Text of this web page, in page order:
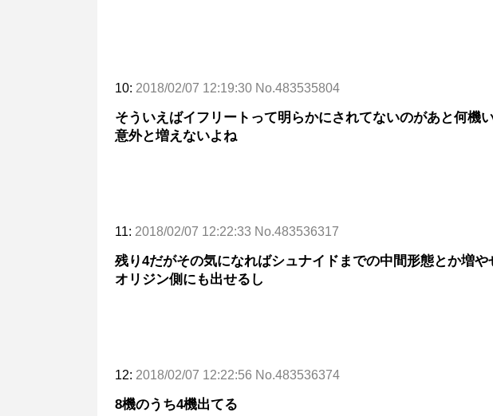
10: 2018/02/07 12:19:30 No.483535804
そういえばイフリートって明らかにされてないのがあと何機
意外と増えないよね
11: 2018/02/07 12:22:33 No.483536317
残り4だがその気になればシュナイドまでの中間形態とか増
オリジン側にも出せるし
12: 2018/02/07 12:22:56 No.483536374
8機のうち4機出てる